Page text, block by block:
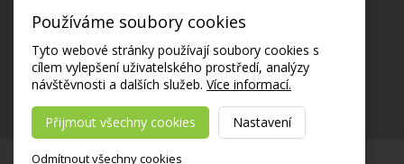
Copyright © 2026,
Používáme soubory cookies
Tyto webové stránky používají soubory cookies s
cílem vylepšení uživatelského prostředí, analýzy
návštěvnosti a dalších služeb. Více informací.
Přijmout všechny cookies Nastavení
Odmítnout všechny cookies